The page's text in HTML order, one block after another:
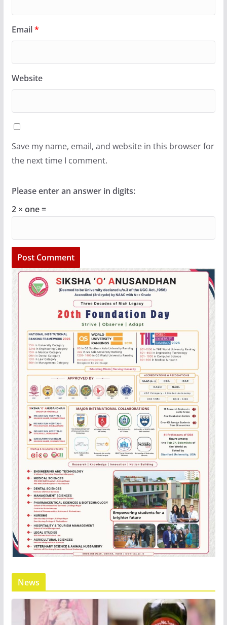
Email*
Website
Save my name, email, and website in this browser for
the next time I comment.
Please enter an answer in digits:
2 × one =
News